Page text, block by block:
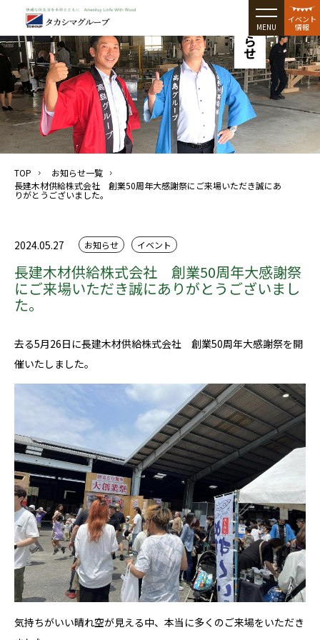
MENU
イベント
情報
お知らせ
TOP
お知らせ一覧
長建木材供給株式会社 創業50周年大感謝祭にご来場いただき誠にあ
りがとうございました。
2024.05.27 お知らせ イベント
長建木材供給株式会社 創業50周年大感謝祭
にご来場いただき誠にありがとうございまし
た。
去る5月26日に長建木材供給株式会社 創業50周年大感謝祭を開
催いたしました。
気持ちがいい晴れ空が見える中、本当に多くのご来場をいただき